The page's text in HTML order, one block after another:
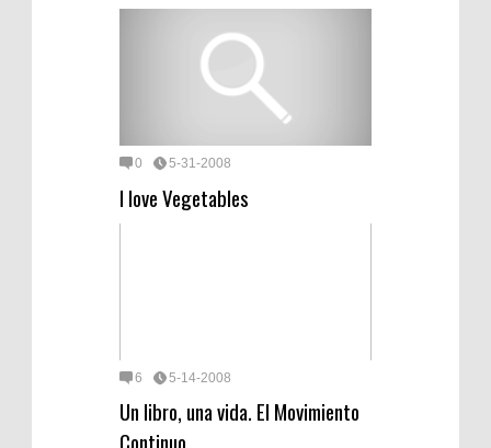
0 5-31-2008
I love Vegetables
6 5-14-2008
Un libro, una vida. El Movimiento
Continuo.